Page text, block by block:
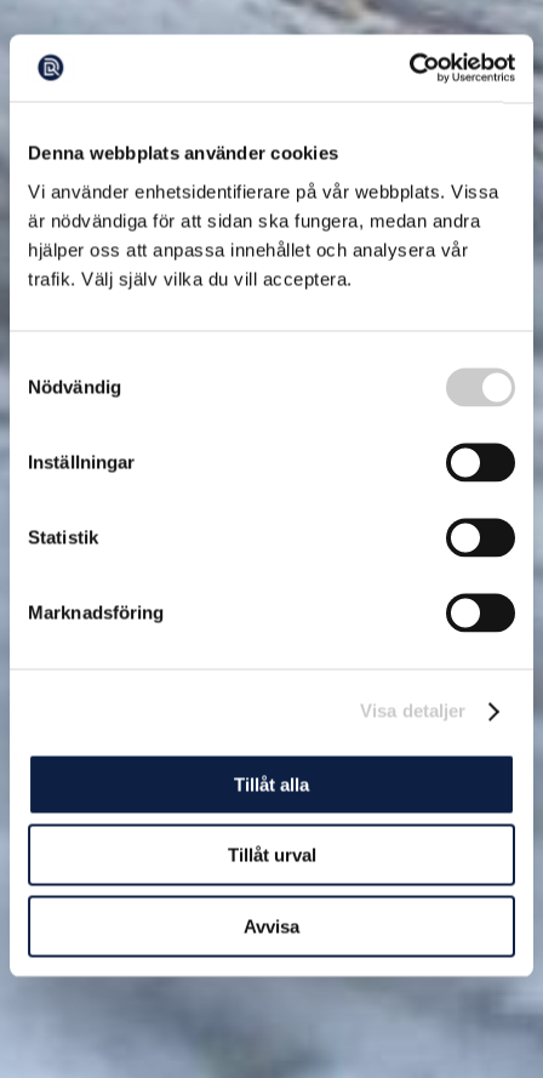
Denna webbplats använder cookies
Vi använder enhetsidentifierare på vår webbplats. Vissa
är nödvändiga för att sidan ska fungera, medan andra
hjälper oss att anpassa innehållet och analysera vår
trafik. Välj själv vilka du vill acceptera.
Nödvändig
Inställningar
Statistik
Marknadsföring
Visa detaljer
Tillåt alla
Tillåt urval
Avvisa